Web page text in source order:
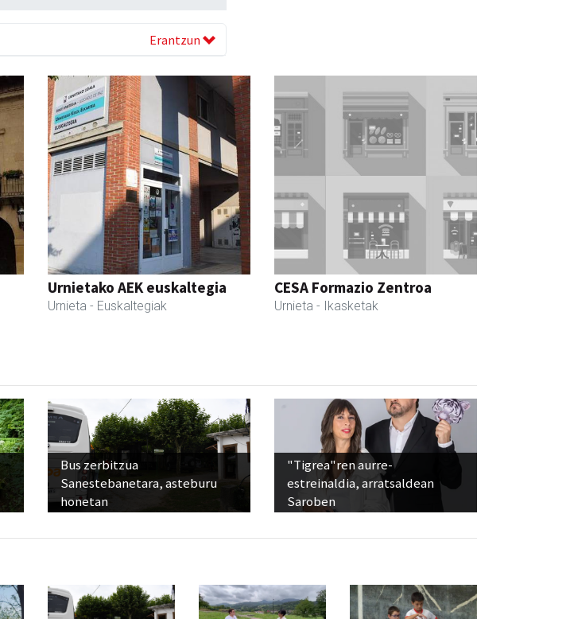
Erantzun
Urnietako AEK euskaltegia
Urnieta - Euskaltegiak
CESA Formazio Zentroa
Urnieta - Ikasketak
Bus zerbitzua
Sanestebanetara, asteburu
honetan
"Tigrea"ren aurre-
estreinaldia, arratsaldean
Saroben